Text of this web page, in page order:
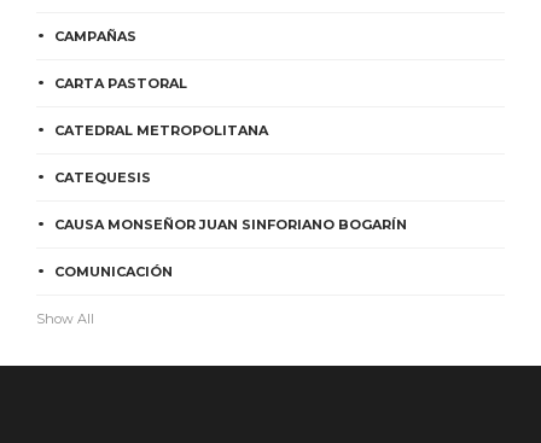
CAMPAÑAS
CARTA PASTORAL
CATEDRAL METROPOLITANA
CATEQUESIS
CAUSA MONSEÑOR JUAN SINFORIANO BOGARÍN
COMUNICACIÓN
Show All